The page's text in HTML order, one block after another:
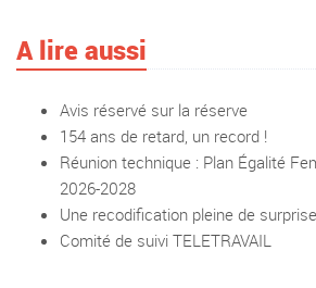
A lire aussi
Avis réservé sur la réserve
154 ans de retard, un record !
Réunion technique : Plan Égalité
2026-2028
Une recodification pleine de
Comité de suivi TELETRAVAIL